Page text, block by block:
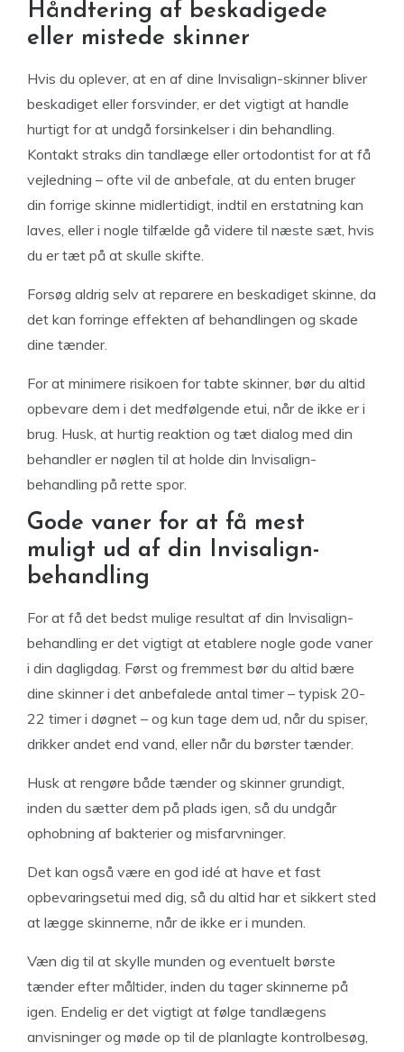
Håndtering af beskadigede
eller mistede skinner
Hvis du oplever, at en af dine Invisalign-skinner bliver
beskadiget eller forsvinder, er det vigtigt at handle
hurtigt for at undgå forsinkelser i din behandling.
Kontakt straks din tandlæge eller ortodontist for at få
vejledning – ofte vil de anbefale, at du enten bruger
din forrige skinne midlertidigt, indtil en erstatning kan
laves, eller i nogle tilfælde gå videre til næste sæt, hvis
du er tæt på at skulle skifte.
Forsøg aldrig selv at reparere en beskadiget skinne, da
det kan forringe effekten af behandlingen og skade
dine tænder.
For at minimere risikoen for tabte skinner, bør du altid
opbevare dem i det medfølgende etui, når de ikke er i
brug. Husk, at hurtig reaktion og tæt dialog med din
behandler er nøglen til at holde din Invisalign-
behandling på rette spor.
Gode vaner for at få mest
muligt ud af din Invisalign-
behandling
For at få det bedst mulige resultat af din Invisalign-
behandling er det vigtigt at etablere nogle gode vaner
i din dagligdag. Først og fremmest bør du altid bære
dine skinner i det anbefalede antal timer – typisk 20-
22 timer i døgnet – og kun tage dem ud, når du spiser,
drikker andet end vand, eller når du børster tænder.
Husk at rengøre både tænder og skinner grundigt,
inden du sætter dem på plads igen, så du undgår
ophobning af bakterier og misfarvninger.
Det kan også være en god idé at have et fast
opbevaringsetui med dig, så du altid har et sikkert sted
at lægge skinnerne, når de ikke er i munden.
Væn dig til at skylle munden og eventuelt børste
tænder efter måltider, inden du tager skinnerne på
igen. Endelig er det vigtigt at følge tandlægens
anvisninger og møde op til de planlagte kontrolbesøg,